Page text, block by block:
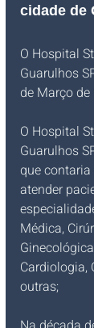
cidade de
O Hospital
Guarulhos
de Março de
O Hospital
Guarulhos
que
atender
Médica,
Cardiologia,
outras;